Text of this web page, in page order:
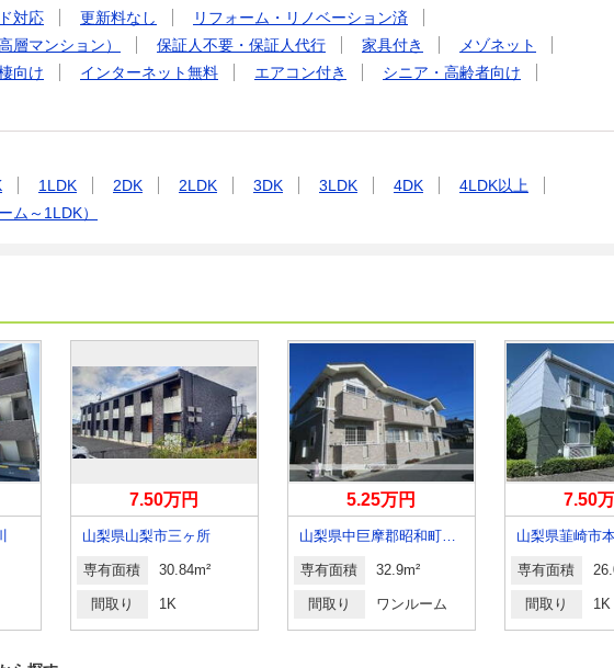
対応
更新料なし
リフォーム・リノベーション済
層マンション）
保証人不要・保証人代行 家具付き
メゾネット
向け
インターネット無料 エアコン付き
シニア・高齢者向け
1LDK 2DK 2LDK 3DK 3LDK 4DK
4LDK以上
ム～1LDK）
7.50万円
山梨県山梨市三ヶ所
専有面積 30.84m²
間取り 1K
5.25万円
山梨県中巨摩郡昭和町築地新居
専有面積 32.9m²
間取り ワンルーム
7.50
山梨県韮崎市
専有面積
間取り 1K